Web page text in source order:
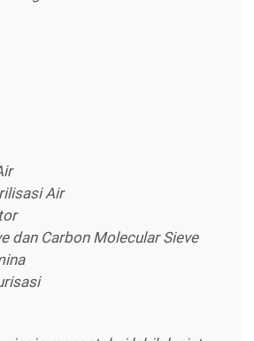
Air
dan Carbon Molecular Sieve